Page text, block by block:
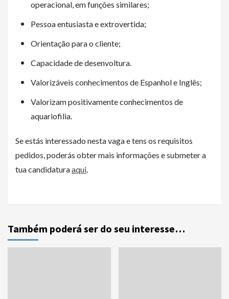
operacional, em funções similares;
Pessoa entusiasta e extrovertida;
Orientação para o cliente;
Capacidade de desenvoltura.
Valorizáveis conhecimentos de Espanhol e Inglês;
Valorizam positivamente conhecimentos de
aquariofilia.
Se estás interessado nesta vaga e tens os requisitos
pedidos, poderás obter mais informações e submeter a
tua candidaturaaqui.
Também poderá ser do seu interesse…